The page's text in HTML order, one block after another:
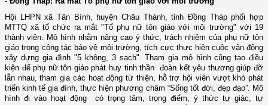
Hội LHPN xã Tân Bình, huyện Châu Thành, tỉnh Đồng Tháp phối hợp
MTTQ xã tổ chức ra mắt "Tổ phụ nữ tôn giáo với môi trường" với 19
thành viên. Mô hình nhằm nâng cao ý thức, trách nhiệm của phụ nữ tôn
giáo trong công tác bảo vệ môi trường, tích cực thực hiện cuộc vận động
xây dựng gia đình "5 không, 3 sạch". Tham gia mô hình cũng tạo điều
kiện để phụ nữ tôn giáo phát huy tinh thần đoàn kết yêu thương giúp đỡ
lẫn nhau, tham gia các hoạt động từ thiện, hỗ trợ hội viên vượt khó phát
triển kinh tế gia đình, thực hiện phương châm “Sống tốt đời, đẹp đạo”. Mô
hình đi vào hoạt động có trọng tâm, trọng điểm, ý thức tự giác, tự